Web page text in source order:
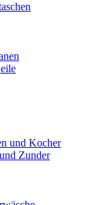
und Kocher
Zunder